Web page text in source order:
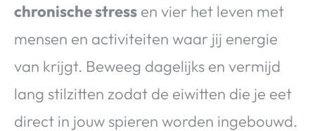
chronische stress en vier het leven met
mensen en activiteiten waar jij energie
van krijgt. Beweeg dagelijks en vermijd
lang stilzitten zodat de eiwitten die je eet
direct in jouw spieren worden ingebouwd.